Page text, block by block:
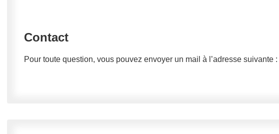
Contact
Pour toute question, vous pouvez envoyer un mail à l’adresse suivante